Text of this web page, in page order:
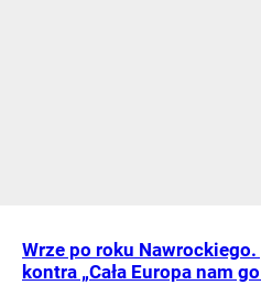
Wrze po roku Nawrockiego.
kontra „Cała Europa nam